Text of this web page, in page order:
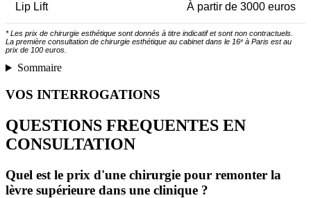
Lip Lift À partir de 3000 euros
* Les prix de chirurgie esthétique sont donnés à titre indicatif et sont non contractuels.
La première consultation de chirurgie esthétique au cabinet dans le 16ᵉ à Paris est au
prix de 100 euros.
Sommaire
VOS INTERROGATIONS
QUESTIONS FREQUENTES EN
CONSULTATION
Quel est le prix d'une chirurgie pour remonter la
lèvre supérieure dans une clinique ?